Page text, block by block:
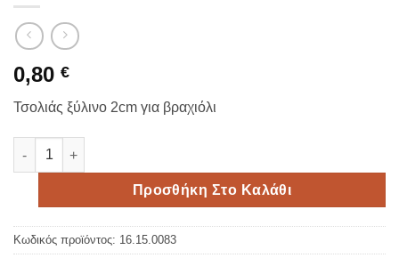
0,80 €
Τσολιάς ξύλινο 2cm για βραχιόλι
Τσολιάς ξύλινο 2cm για βραχιόλι ποσότητα
Προσθήκη Στο Καλάθι
Κωδικός προϊόντος: 16.15.0083